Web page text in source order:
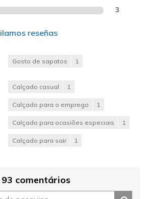
3
reseñas
Gosto de sapatos 1
Calçado casual 1
Calçado para o emprego 1
Calçado para ocasiões especiais 1
Calçado para sair 1
93 comentários